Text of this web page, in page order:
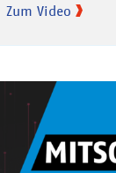
Zum Video